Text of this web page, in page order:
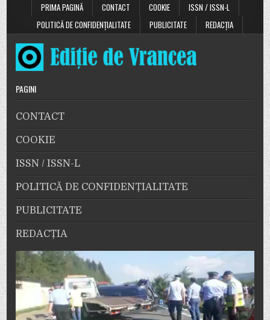
PRIMA PAGINĂ
CONTACT COOKIE
ISSN / ISSN-L
POLITICĂ DE CONFIDENȚIALITATE
PUBLICITATE REDACȚIA
PAGINI
CONTACT
COOKIE
ISSN / ISSN-L
POLITICĂ DE CONFIDENȚIALITATE
PUBLICITATE
REDACȚIA